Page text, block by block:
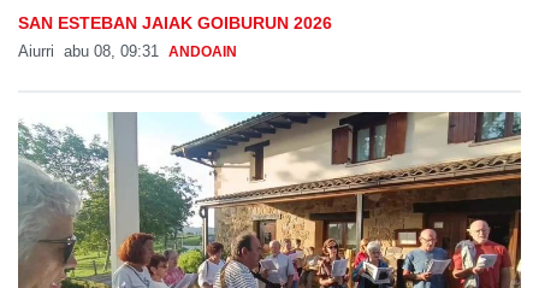
SAN ESTEBAN JAIAK GOIBURUN 2026
Aiurri abu 08, 09:31 ANDOAIN